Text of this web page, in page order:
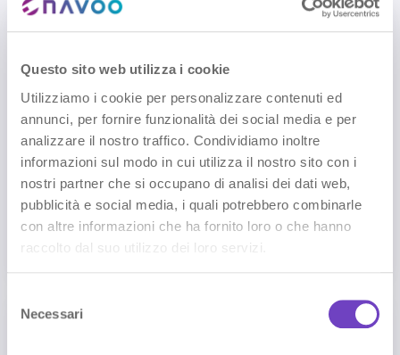
Questo sito web utilizza i cookie
Utilizziamo i cookie per personalizzare contenuti ed
annunci, per fornire funzionalità dei social media e per
analizzare il nostro traffico. Condividiamo inoltre
informazioni sul modo in cui utilizza il nostro sito con i
nostri partner che si occupano di analisi dei dati web,
pubblicità e social media, i quali potrebbero combinarle
con altre informazioni che ha fornito loro o che hanno
raccolto dal suo utilizzo dei loro servizi.
Necessari
Alexa supporta anche le attività operative
più camere.
Aggiornamento stato pulizia camera
Richieste pulizia camera
Comandi accessibili solo allo staff
Collegamento con PMS